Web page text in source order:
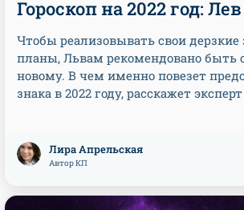
Гороскоп на 2022 год: Лев
Чтобы реализовывать свои
планы, Львам рекомендовано
новому. В чем именно повезет
знака в 2022 году, расскажет эксперт
Лира Апрельская
Автор КП